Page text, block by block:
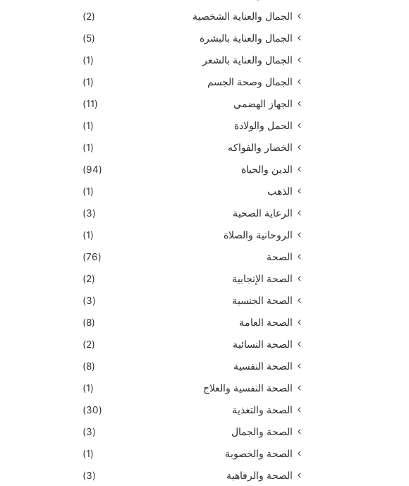
الجمال والعناية الشخصية
(2)
الجمال والعناية بالبشرة
(5)
الجمال والعناية بالشعر
(1)
الجمال وصحة الجسم
(1)
الجهاز الهضمي
(11)
الحمل والولادة
(1)
الخضار والفواكه
(1)
الدين والحياة
(94)
الذهب
(1)
الرعاية الصحية
(3)
الروحانية والصلاة
(1)
الصحة
(76)
الصحة الإنجابية
(2)
الصحة الجنسية
(3)
الصحة العامة
(8)
الصحة النسائية
(2)
الصحة النفسية
(8)
الصحة النفسية والعلاج
(1)
الصحة والتغذية
(30)
الصحة والجمال
(3)
الصحة والخصوبة
(1)
الصحة والرفاهية
(3)